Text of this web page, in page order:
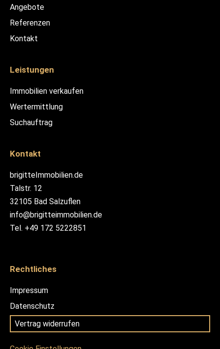
Angebote
Referenzen
Kontakt
Leistungen
Immobilien verkaufen
Wertermittlung
Suchauftrag
Kontakt
brigitteImmobilien.de
Talstr. 12
32105 Bad Salzuflen
info@brigitteimmobilien.de
Tel. +49 172 5222851
Rechtliches
Impressum
Datenschutz
Vertrag widerrufen